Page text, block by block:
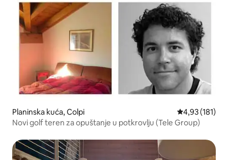
Planinska kuća, Colpi Prosečna
4,93 (181)
Novi golf teren za opuštanje u potkrovlju (Tele Group)